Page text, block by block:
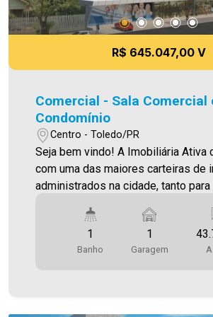
comuns Aproveite essa oportunidade! Imobiliária
Ativa, sinta-se em casa!
R$ 645.047,00 V
Comercial - Sala Comercial
Condomínio
Centro - Toledo/PR
Seja bem vindo! A Imobiliária Ativa conta hoje
com uma das maiores carteiras de
administrados na cidade, tanto
Center , no Centro de Toledo , com
Privativo (lavabo) ,área Privativa 43,77
1
Banho
1
Garagem